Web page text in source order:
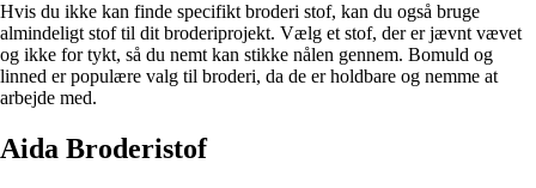
Hvis du ikke kan finde specifikt broderi stof, kan du også bruge
almindeligt stof til dit broderiprojekt. Vælg et stof, der er jævnt vævet
og ikke for tykt, så du nemt kan stikke nålen gennem. Bomuld og
linned er populære valg til broderi, da de er holdbare og nemme at
arbejde med.
Aida Broderistof